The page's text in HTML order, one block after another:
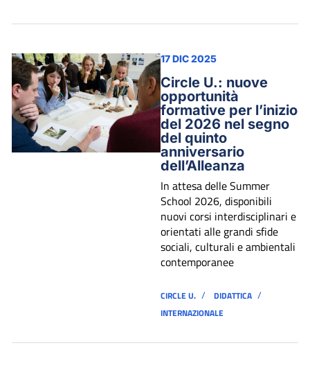
17 DIC 2025
Circle U.: nuove
opportunità
formative per l’inizio
del 2026 nel segno
del quinto
anniversario
dell’Alleanza
In attesa delle Summer
School 2026, disponibili
nuovi corsi interdisciplinari e
orientati alle grandi sfide
sociali, culturali e ambientali
contemporanee
CIRCLE U. / DIDATTICA /
INTERNAZIONALE